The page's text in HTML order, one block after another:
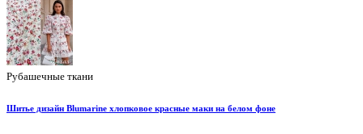
Рубашечные ткани
Шитье дизайн Blumarine хлопковое красные маки на белом фоне